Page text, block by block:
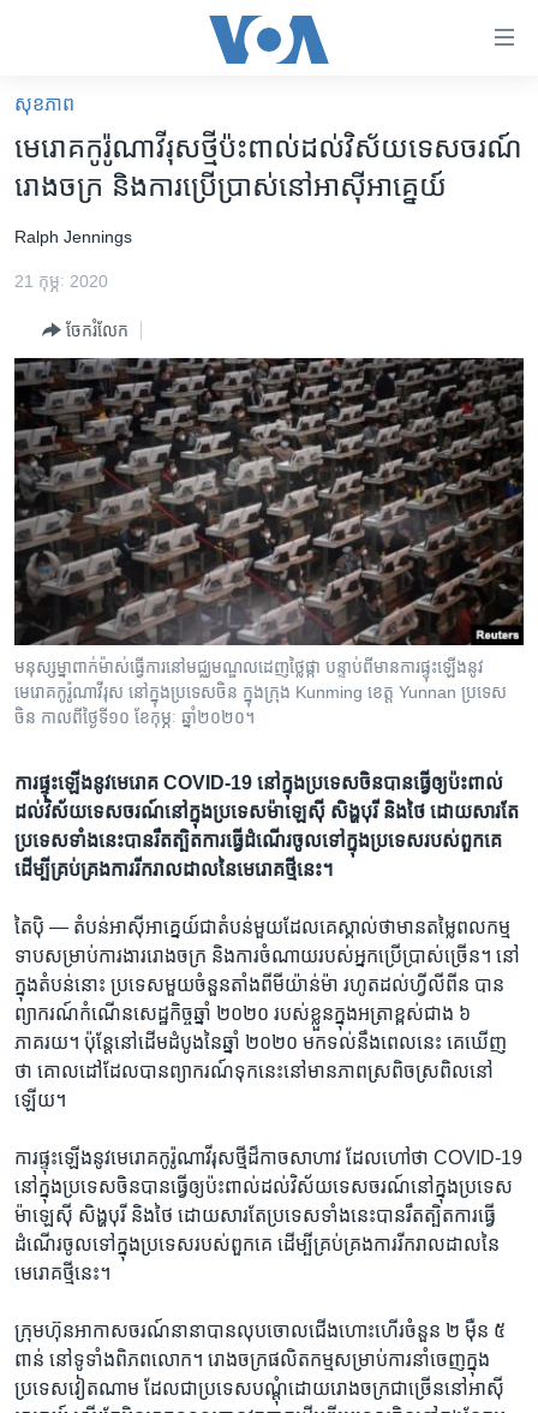
គេហទំព័រ​
ទាក់ទង
និង​
ទំព័រ​
ម្តង
និង​
ចូល​
ទៅ​
ទំព័រ​
រចនា
សម្ព័ន្ធ​
រំលង​
និង​
ទៅ​
កាន់​
ស្វែង​
រក
ហេឡូវីអូអេ
កម្ពុជាច្នៃប្រតិដ្ឋ
ព្រឹត្តិការណ៍ព័ត៌មាន
ទូរទស្សន៍ / វីដេអូ​
វិទ្យុ / ផតខាសថ៍
កម្មវិធីទាំងអស់
Khmer English
បណ្តាញ​សង្គម
សុខភាព
មេរោគ​កូរ៉ូណាវីរុស​ថ្មី​ប៉ះពាល់​ដល់​វិស័យ​ទេសចរណ៍
រោងចក្រ និង​ការ​ប្រើប្រាស់​នៅ​អាស៊ី​អាគ្នេយ៍
Ralph Jennings
21 កុម្ភៈ 2020
ចែករំលែក
មនុស្សម្នា​ពាក់​ម៉ាស់​ធ្វើ​ការ​នៅ​មជ្ឈមណ្ឌល​ដេញ​ថ្លៃ​ផ្កា បន្ទាប់​ពី​មាន​ការ​ផ្ទុះ​ឡើង​នូវ​
មេរោគ​កូរ៉ូណា​វីរុស នៅ​ក្នុង​ប្រទេស​ចិន ក្នុង​ក្រុង Kunming ខេត្ត Yunnan ប្រទេស​
ចិន កាលពី​ថ្ងៃទី១០ ខែកុម្ភៈ ឆ្នាំ២០២០។
ការ​ផ្ទុះ​ឡើង​នូវ​មេរោគ COVID-19 នៅ​ក្នុង​ប្រទេស​ចិន​បាន​ធ្វើ​ឲ្យ​ប៉ះពាល់​
ដល់​វិស័យ​ទេសចរណ៍​នៅ​ក្នុង​ប្រទេស​ម៉ាឡេស៊ី សិង្ហបុរី និង​ថៃ ដោយសារ​តែ​
ប្រទេស​ទាំង​នេះ​បាន​រឹតត្បិត​ការ​ធ្វើ​ដំណើរ​ចូល​ទៅ​ក្នុង​ប្រទេស​របស់​ពួកគេ
ដើម្បី​គ្រប់គ្រង​ការ​រីក​រាលដាល​នៃ​មេរោគ​ថ្មី​នេះ។
​តៃប៉ិ — តំបន់​អាស៊ី​អាគ្នេយ៍​ជា​តំបន់​មួយ​ដែល​គេ​ស្គាល់​ថា​មាន​តម្លៃ​ពលកម្ម​
ទាប​សម្រាប់​ការងារ​រោងចក្រ និង​ការ​ចំណាយ​របស់​អ្នក​ប្រើប្រាស់​ច្រើន។ នៅ​
ក្នុង​តំបន់​នោះ ប្រទេស​មួយ​ចំនួន​តាំង​ពី​មីយ៉ាន់ម៉ា រហូត​ដល់​ហ្វីលីពីន បាន​
ព្យាករណ៍​កំណើន​សេដ្ឋកិច្ច​ឆ្នាំ ២០២០ របស់​ខ្លួន​ក្នុង​អត្រា​ខ្ពស់​ជាង ៦
ភាគរយ។ ប៉ុន្តែ​នៅ​ដើម​ដំបូង​នៃ​ឆ្នាំ ២០២០ មក​ទល់​នឹង​ពេល​នេះ គេ​ឃើញ​
ថា គោលដៅ​ដែល​បាន​ព្យាករណ៍​ទុក​នេះ​នៅ​មាន​ភាព​ស្រពិចស្រពិល​នៅ​
ឡើយ។
ការ​ផ្ទុះ​ឡើង​នូវ​មេរោគ​កូរ៉ូណា​វីរុស​ថ្មី​ដ៏​កាច​សាហាវ ដែល​ហៅ​ថា COVID-19
នៅ​ក្នុង​ប្រទេស​ចិន​បាន​ធ្វើ​ឲ្យ​ប៉ះពាល់​ដល់​វិស័យ​ទេសចរណ៍​នៅ​ក្នុង​ប្រទេស​
ម៉ាឡេស៊ី សិង្ហបុរី និង​ថៃ ដោយសារ​តែ​ប្រទេស​ទាំង​នេះ​បាន​រឹតត្បិត​ការ​ធ្វើ​
ដំណើរ​ចូល​ទៅ​ក្នុង​ប្រទេស​របស់​ពួកគេ ដើម្បី​គ្រប់គ្រង​ការ​រីក​រាលដាល​នៃ​
មេរោគ​ថ្មី​នេះ។
ក្រុមហ៊ុន​អាកាសចរណ៍​នានា​បាន​លុប​ចោល​ជើង​ហោះហើរ​ចំនួន ២ ម៉ឺន ៥
ពាន់ នៅ​ទូទាំង​ពិភពលោក។ រោងចក្រ​ផលិតកម្ម​សម្រាប់​ការ​នាំ​ចេញ​ក្នុង​
ប្រទេស​វៀតណាម ដែល​ជា​ប្រទេស​បណ្ដុំ​ដោយ​រោងចក្រ​ជា​ច្រើន​នៅ​អាស៊ី